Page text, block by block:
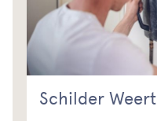
Schilder Weert